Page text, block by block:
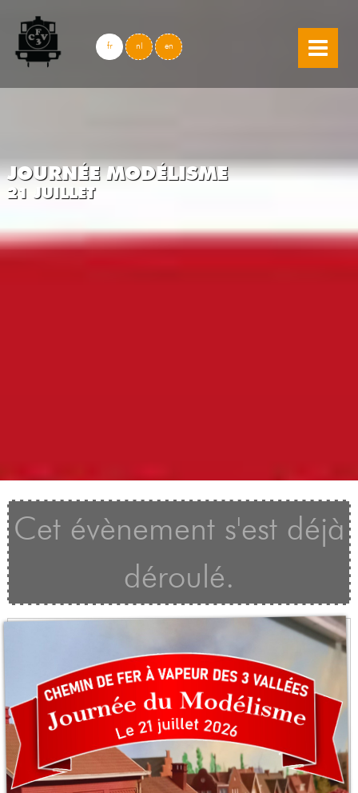
skip to content
fr nl en
JOURNÉE MODÉLISME
21 JUILLET
Cet évènement s'est déjà
déroulé.